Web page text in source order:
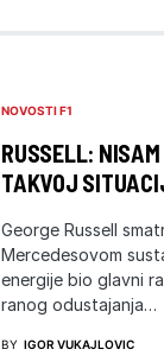
NOVOSTI F1
RUSSELL:
TAKVOJ
George Russell
Mercedesovom
energije bio glavni
ranog odustajanja…
BY IGOR VUKAJLOVIC